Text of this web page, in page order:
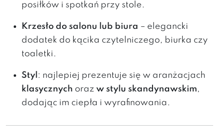
posiłków i spotkań przy stole.
Krzesło do salonu lub biura – elegancki
dodatek do kącika czytelniczego, biurka czy
toaletki.
Styl : najlepiej prezentuje się w aranżacjach
klasycznych oraz w stylu skandynawskim,
dodając im ciepła i wyrafinowania.